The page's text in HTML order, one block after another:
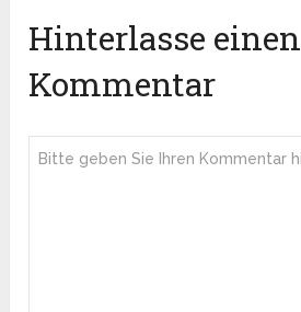
Hinterlasse einen
Kommentar